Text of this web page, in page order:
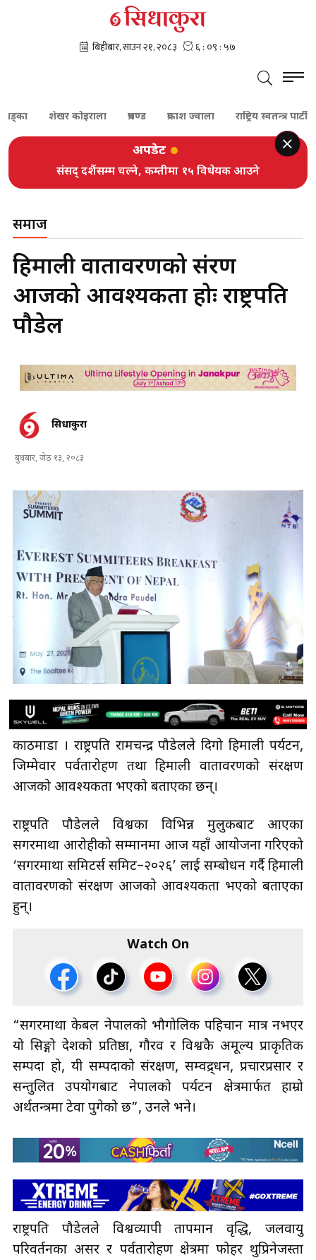
शेखर कोइराला प्रचण्ड प्रकाश ज्वाला राष्ट्रिय स्वतन्त्र पार्टी
अपडेट
संसद् दशैंसम्म चल्ने, कम्तीमा १५ विधेयक आउने
समाज
हिमाली वातावरणको संरक्षण
आजको आवश्यकता होः राष्ट्रपति
पौडेल
सिधाकुरा
बुधबार, जेठ १३, २०८३
काठमाडौँ । राष्ट्रपति रामचन्द्र पौडेलले दिगो हिमाली पर्यटन,
जिम्मेवार पर्वतारोहण तथा हिमाली वातावरणको संरक्षण
आजको आवश्यकता भएको बताएका छन्।
राष्ट्रपति पौडेलले विश्वका विभिन्न मुलुकबाट आएका
सगरमाथा आरोहीको सम्मानमा आज यहाँ आयोजना गरिएको
‘सगरमाथा समिटर्स समिट–२०२६’ लाई सम्बोधन गर्दै हिमाली
वातावरणको संरक्षण आजको आवश्यकता भएको बताएका
हुन्।
Watch On
“सगरमाथा केबल नेपालको भौगोलिक पहिचान मात्र नभएर
यो सिङ्गो देशको प्रतिष्ठा, गौरव र विश्वकै अमूल्य प्राकृतिक
सम्पदा हो, यी सम्पदाको संरक्षण, सम्वद्र्धन, प्रचारप्रसार र
सन्तुलित उपयोगबाट नेपालको पर्यटन क्षेत्रमार्फत हाम्रो
अर्थतन्त्रमा टेवा पुगेको छ”, उनले भने।
राष्ट्रपति पौडेलले विश्वव्यापी तापमान वृद्धि, जलवायु
परिवर्तनका असर र पर्वतारोहण क्षेत्रमा फोहर थुप्रिनेजस्ता